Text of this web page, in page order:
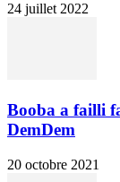
24 juillet 2022
Booba a failli
DemDem
20 octobre 2021